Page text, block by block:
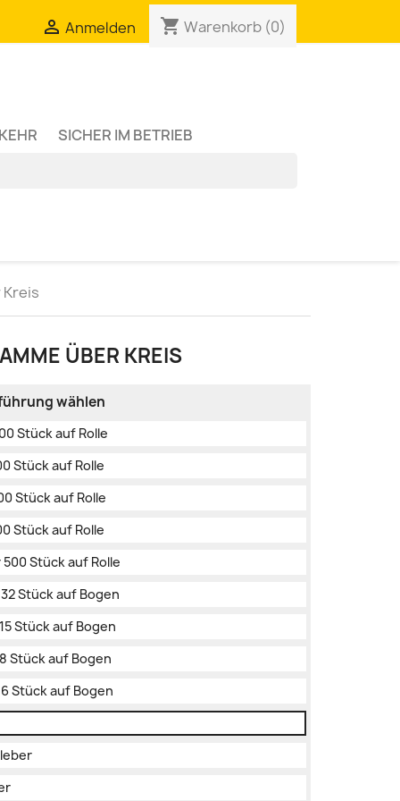
 Anmelden shopping_cart Warenkorb (0)
SICHER IM BETRIEB
Kreis
ÜBER KREIS
wählen
Stück auf Rolle
Stück auf Rolle
Stück auf Rolle
Stück auf Rolle
500 Stück auf Rolle
Stück auf Bogen
Stück auf Bogen
Stück auf Bogen
Stück auf Bogen